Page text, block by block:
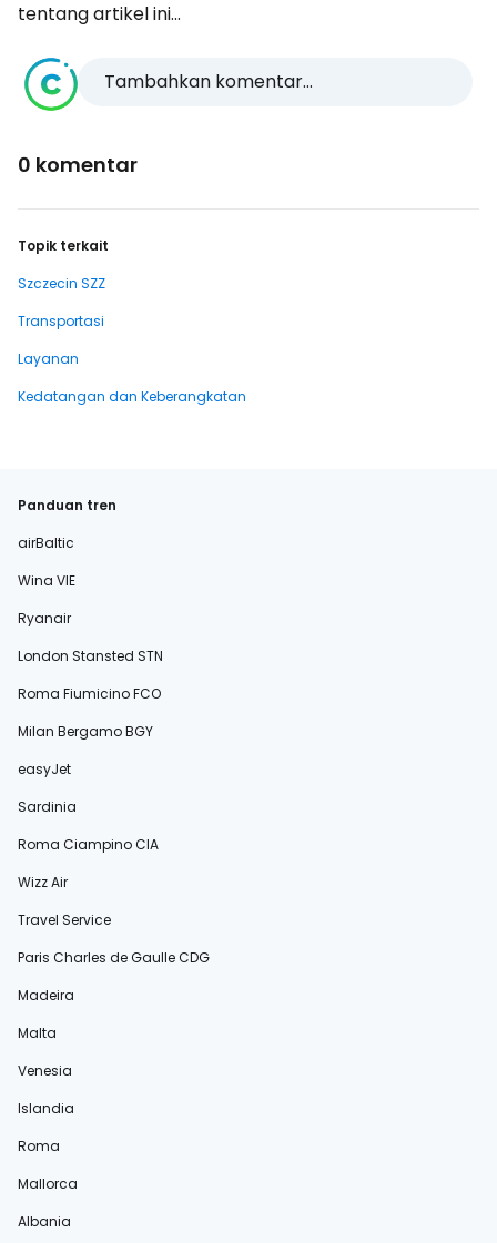
tentang artikel ini...
Tambahkan komentar...
0 komentar
Topik terkait
Szczecin SZZ
Transportasi
Layanan
Kedatangan dan Keberangkatan
Panduan tren
airBaltic
Wina VIE
Ryanair
London Stansted STN
Roma Fiumicino FCO
Milan Bergamo BGY
easyJet
Sardinia
Roma Ciampino CIA
Wizz Air
Travel Service
Paris Charles de Gaulle CDG
Madeira
Malta
Venesia
Islandia
Roma
Mallorca
Albania